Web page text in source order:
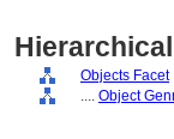
Objects Facet
.... Object